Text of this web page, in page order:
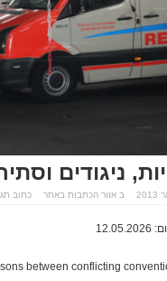
ניגודים
ב אזור הכתבות באתר כתוב